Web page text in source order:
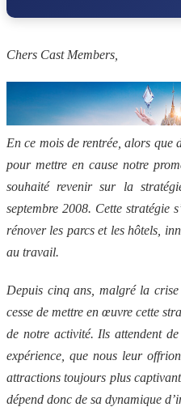
Chers Cast Members,
En ce mois de rentrée, alors que
pour mettre en cause notre
souhaité revenir sur la
septembre 2008. Cette stratégie
rénover les parcs et les hôtels,
au travail.
Depuis cinq ans, malgré la crise
cesse de mettre en œuvre cette
de notre activité. Ils attendent
expérience, que nous leur
attractions toujours plus
dépend donc de sa dynamique